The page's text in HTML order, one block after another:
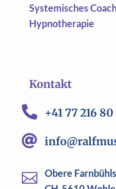
Systemisches
Hypnotherapie
Kontakt
 +41 77 216


Obere